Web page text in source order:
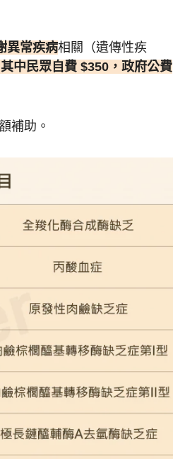
異常疾病相關（遺傳性疾
中民眾自費 $350，政府公費
補助。